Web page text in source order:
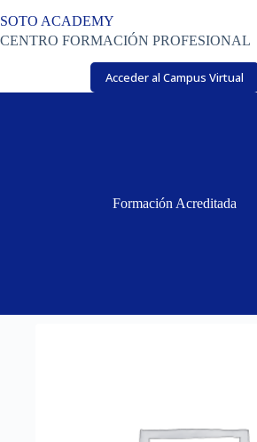
al
contenido
SOTO ACADEMY
CENTRO FORMACIÓN PROFESIONAL
Acceder al Campus Virtual
Formación Acreditada